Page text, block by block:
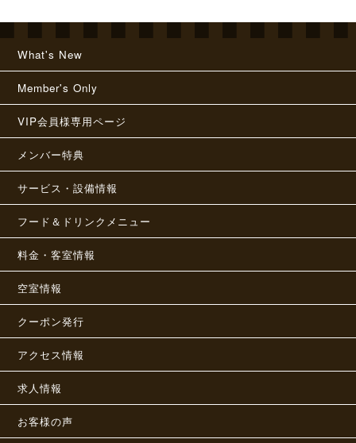
What's New
Member's Only
VIP会員様専用ページ
メンバー特典
サービス・設備情報
フード＆ドリンクメニュー
料金・客室情報
空室情報
クーポン発行
アクセス情報
求人情報
お客様の声